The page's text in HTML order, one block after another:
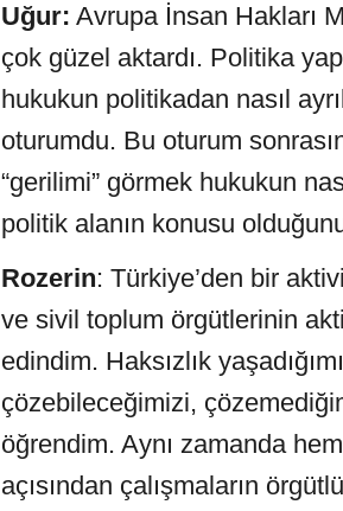
Uğur: Avrupa İnsan Hakları
çok güzel aktardı. Politika
hukukun politikadan nasıl
oturumdu. Bu oturum
“gerilimi” görmek hukukun
politik alanın konusu
Rozerin: Türkiye’den bir
ve sivil toplum örgütlerinin
edindim. Haksızlık
çözebileceğimizi,
öğrendim. Aynı zamanda
açısından çalışmaların